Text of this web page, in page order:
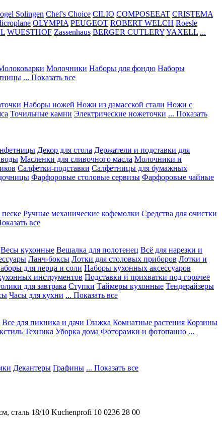
Solingen Chef's Choice CILIO COMPOSEEAT CRISTEMA
OLYMPIA PEUGEOT ROBERT WELCH Roesle
WUESTHOF Zassenhaus BERGER CUTLERYYAXELL ...
Молочники Наборы для фондю Наборы
... Показать все
Наборы ножей Ножи из дамасской стали Ножи с
Точильные камни Электрические ножеточки ... Показать
Декор для стола Держатели и подставки для
Масленки для сливочного масла Молочники и
Салфетки-подставки Салфетницы для бумажных
Фарфоровые столовые сервизы Фарфоровые чайные
Ручные механические кофемолки Средства для очистки
все
Весы кухонные Вешалка для полотенец Всё для нарезки и
Ланч-боксы Лотки для столовых приборов Лотки и
для перца и соли Наборы кухонных аксессуаров
инструментов Подставки и прихватки под горячее
для завтрака Ступки Таймеры кухонные Тендерайзеры
Часы для кухни ... Показать все
Все для пикника и дачи Глажка Комнатные растения Корзины
Техника Уборка дома Фоторамки и фотопанно ...
Декантеры Графины ... Показать все
сталь 18/10 Kuchenprofi 10 0236 28 00